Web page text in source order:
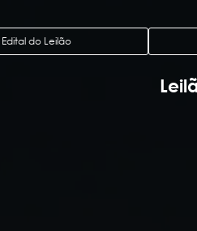
Edital do Leilão